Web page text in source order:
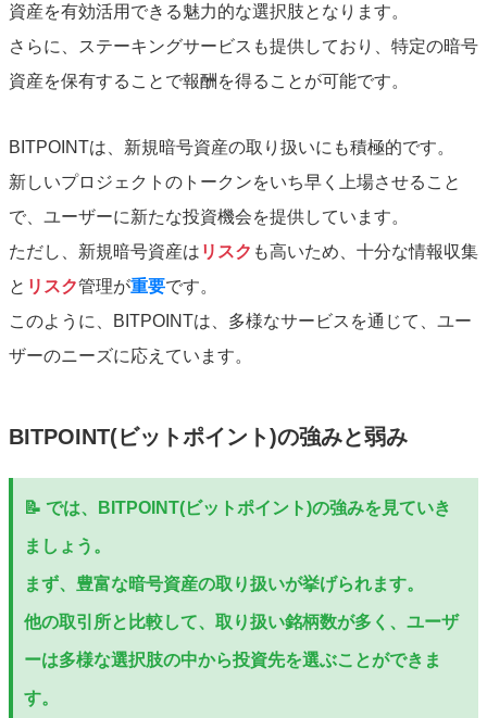
資産を有効活用できる魅力的な選択肢となります。
さらに、ステーキングサービスも提供しており、特定の暗号
資産を保有することで報酬を得ることが可能です。
BITPOINTは、新規暗号資産の取り扱いにも積極的です。
新しいプロジェクトのトークンをいち早く上場させること
で、ユーザーに新たな投資機会を提供しています。
ただし、新規暗号資産は リスク も高いため、十分な情報収集
と リスク管理が重要です。
このように、BITPOINTは、多様なサービスを通じて、ユー
ザーのニーズに応えています。
BITPOINT(ビットポイント)の強みと弱み
📝 では、BITPOINT(ビットポイント)の強みを見ていき
ましょう。
まず、 豊富な暗号資産の取り扱いが挙げられます。
他の取引所と比較して、取り扱い銘柄数が多く、ユーザ
ーは多様な選択肢の中から投資先を選ぶことができま
す。